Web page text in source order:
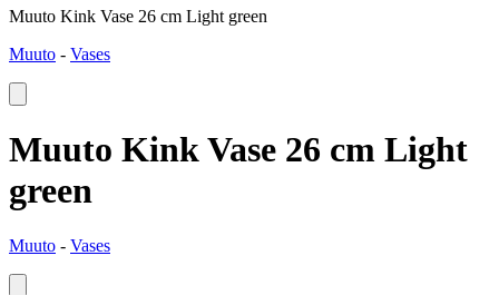
Muuto Kink Vase 26 cm Light green
Muuto - Vases
Muuto Kink Vase 26 cm Light
green
Muuto - Vases